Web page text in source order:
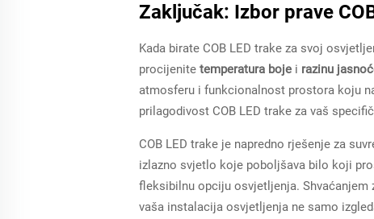
Zaključak: Izbor prave
Kada birate COB LED trake za svoj
procijenite temperatura boje i razinu
atmosferu i funkcionalnost prostora koju
prilagodivost COB LED trake za vaš
COB LED trake je napredno rješenje za
izlazno svjetlo koje poboljšava bilo koji
fleksibilnu opciju osvjetljenja.
vaša instalacija osvjetljenja ne samo